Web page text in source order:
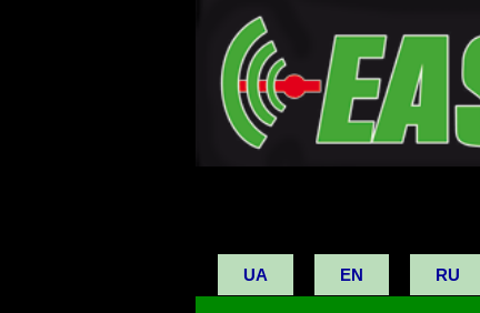
UA EN RU